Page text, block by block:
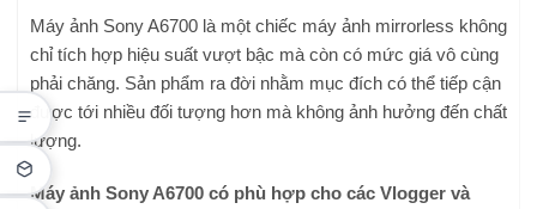
Máy ảnh Sony A6700 là một chiếc máy ảnh mirrorless không
chỉ tích hợp hiệu suất vượt bậc mà còn có mức giá vô cùng
phải chăng. Sản phẩm ra đời nhằm mục đích có thể tiếp cận
được tới nhiều đối tượng hơn mà không ảnh hưởng đến chất
lượng.
Máy ảnh Sony A6700 có phù hợp cho các Vlogger và